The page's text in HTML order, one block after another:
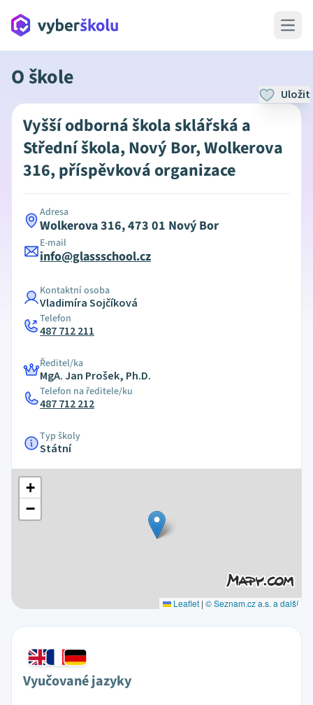
Open
O škole
Uložit
Vyšší odborná škola sklářská a
Střední škola, Nový Bor, Wolkerova
316, příspěvková organizace
Adresa
Wolkerova 316, 473 01 Nový Bor
E-mail
info@glassschool.cz
Kontaktní osoba
Vladimíra Sojčíková
Telefon
487 712 211
Ředitel/ka
MgA. Jan Prošek, Ph.D.
Telefon na ředitele/ku
487 712 212
Typ školy
Státní
+
−
Leaflet | © Seznam.cz a.s. a další
Vyučované jazyky